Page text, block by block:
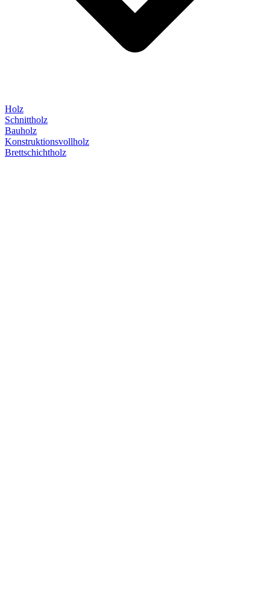
Holz
Schnittholz
Bauholz
Konstruktionsvollholz
Brettschichtholz